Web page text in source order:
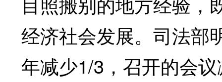
经济社会发展。司法部
年减少1/3，召开的会